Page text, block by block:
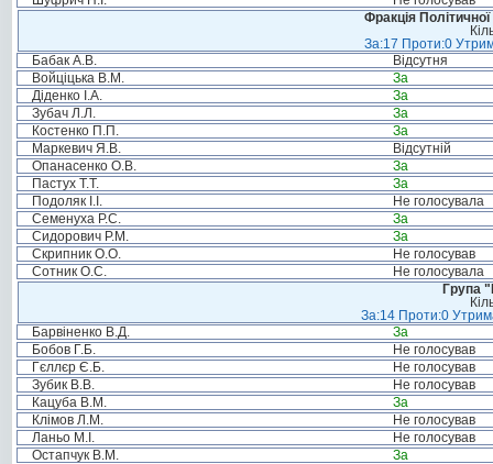
Фракція
За:17 Проти:0
Бабак А.В.
Відсутня
Войціцька В.М.
За
Діденко І.А.
За
Зубач Л.Л.
За
Костенко П.П.
За
Маркевич Я.В.
Відсутній
Опанасенко О.В.
За
Пастух Т.Т.
За
Подоляк І.І.
Не голосувала
Семенуха Р.С.
За
Сидорович Р.М.
За
Скрипник О.О.
Не голосував
Сотник О.С.
Не голосувала
Група
За:14 Проти:0
Барвіненко В.Д.
За
Бобов Г.Б.
Не голосував
Гєллєр Є.Б.
Не голосував
Зубик В.В.
Не голосував
Кацуба В.М.
За
Клімов Л.М.
Не голосував
Ланьо М.І.
Не голосував
Остапчук В.М.
За